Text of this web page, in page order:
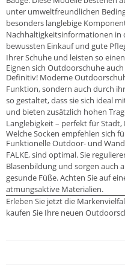
unter umweltfreundlichen
besonders langlebige
Nachhaltigkeitsinformationen in
bewussten Einkauf und gute
Ihrer Schuhe und leisten so
Eignen sich Outdoorschuhe
Definitiv! Moderne
Funktion, sondern auch durch
so gestaltet, dass sie sich ideal
und bieten zusätzlich hohen
Langlebigkeit – perfekt für Stadt,
Welche Socken empfehlen sich
Funktionelle Outdoor- und
FALKE, sind optimal. Sie
Blasenbildung und sorgen auch
gesunde Füße. Achten Sie auf
atmungsaktive Materialien.
Erleben Sie jetzt die
kaufen Sie Ihre neuen